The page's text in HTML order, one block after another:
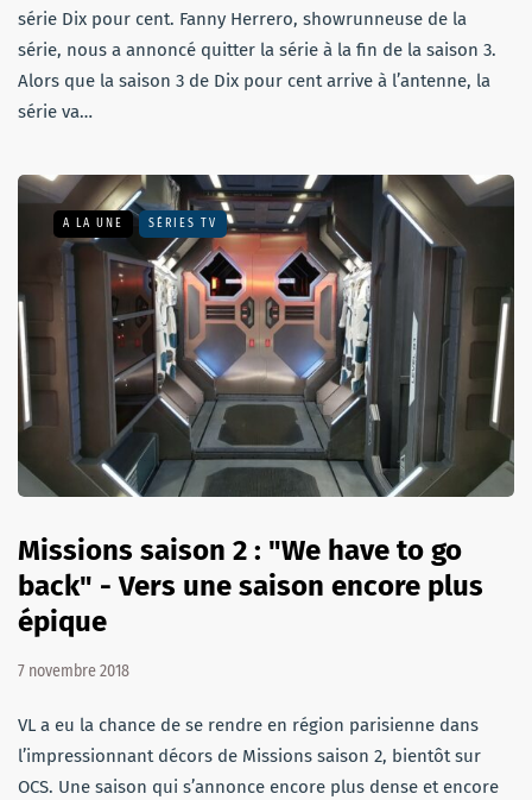
série Dix pour cent. Fanny Herrero, showrunneuse de la
série, nous a annoncé quitter la série à la fin de la saison 3.
Alors que la saison 3 de Dix pour cent arrive à l’antenne, la
série va…
A LA UNE SÉRIES TV
Missions saison 2 : "We have to go
back" - Vers une saison encore plus
épique
7 novembre 2018
VL a eu la chance de se rendre en région parisienne dans
l’impressionnant décors de Missions saison 2, bientôt sur
OCS. Une saison qui s’annonce encore plus dense et encore